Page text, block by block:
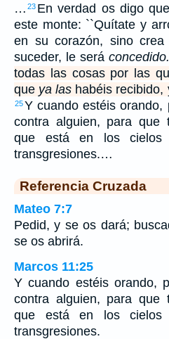
… 23 En verdad os digo
este monte: ``Quítate y
en su corazón, sino
suceder, le seráconcedido.
todas las cosas por las
que ya las habéis recibido,
25Y cuando estéis orando,
contra alguien, para que
que está en los cielos
transgresiones.…
Referencia Cruzada
Mateo 7:7
Pedid, y se os dará;
se os abrirá.
Marcos 11:25
Y cuando estéis orando,
contra alguien, para que
que está en los cielos
transgresiones.